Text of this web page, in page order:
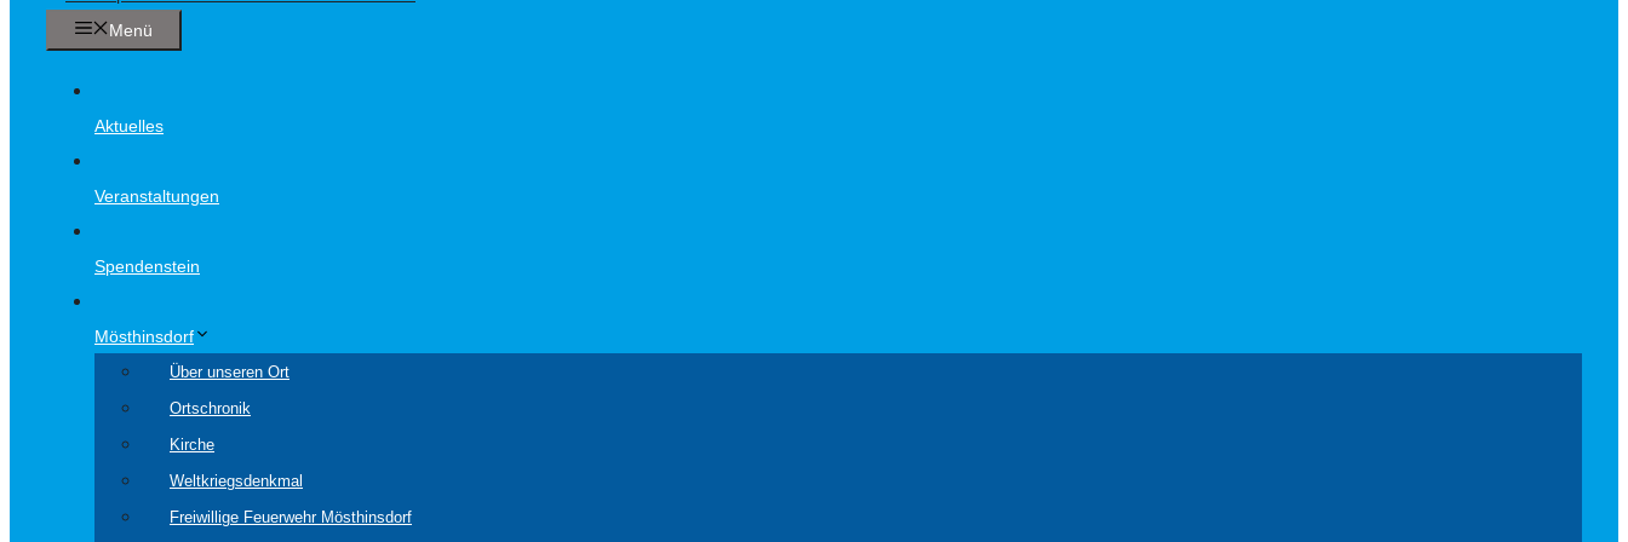
Menü
Aktuelles
Veranstaltungen
Spendenstein
Mösthinsdorf
Über unseren Ort
Ortschronik
Kirche
Weltkriegsdenkmal
Freiwillige Feuerwehr Mösthinsdorf